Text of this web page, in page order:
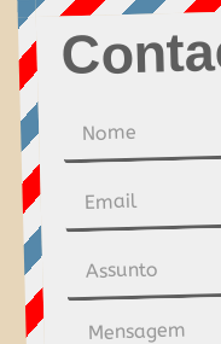
Nome
Email
Assunto
Mensagem